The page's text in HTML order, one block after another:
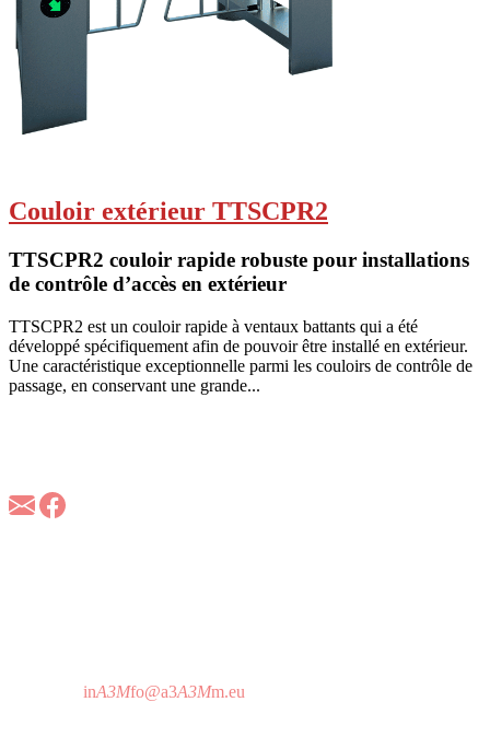
Couloir extérieur TTSCPR2
TTSCPR2 couloir rapide robuste pour installations
de contrôle d’accès en extérieur
TTSCPR2 est un couloir rapide à ventaux battants qui a été
développé spécifiquement afin de pouvoir être installé en extérieur.
Une caractéristique exceptionnelle parmi les couloirs de contrôle de
passage, en conservant une grande...
inA3Mfo@a3A3Mm.eu